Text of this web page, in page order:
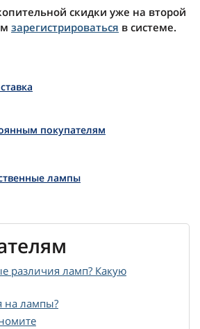
скидки уже на второй
зарегистрироваться в системе.
покупателям
лампы
различия ламп? Какую
на лампы?